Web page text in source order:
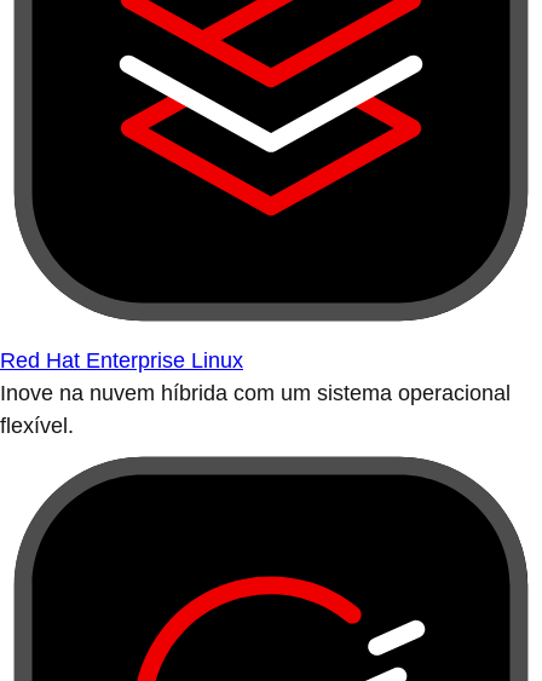
Red Hat Enterprise Linux
Inove na nuvem híbrida com um sistema operacional
flexível.